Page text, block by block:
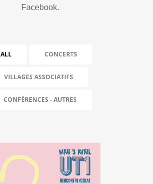
Facebook.
ALL CONCERTS
VILLAGES ASSOCIATIFS
CONFÉRENCES - AUTRES